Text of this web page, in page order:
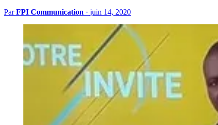
ParFPI Communication · juin 14, 2020